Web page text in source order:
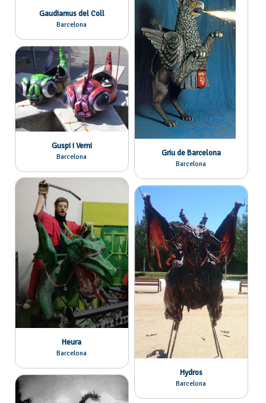
Gaudiamus del Coll
Barcelona
Griu de Barcelona
Barcelona
Guspi i Verni
Barcelona
Heura
Barcelona
Hydros
Barcelona